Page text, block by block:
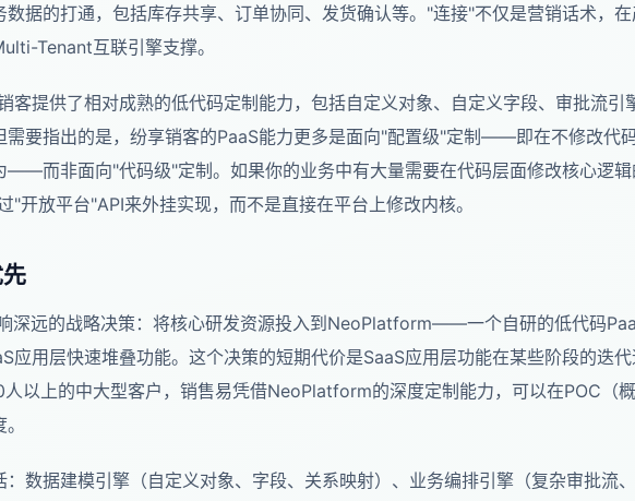
据的打通，包括库存共享、订单协同、发货确认等。"连接"不仅是营销话术，
Tenant互联引擎支撑。
客提供了相对成熟的低代码定制能力，包括自定义对象、自定义字段、审批流引
需要指出的是，纷享销客的PaaS能力更多是面向"配置级"定制——即在不修改代
而非面向"代码级"定制。如果你的业务中有大量需要在代码层面修改核心逻辑
"开放平台"API来外挂实现，而不是直接在平台上修改内核。
深远的战略决策：将核心研发资源投入到NeoPlatform——一个自研的低代码
用层快速堆叠功能。这个决策的短期代价是SaaS应用层功能在某些阶段的迭代
以上的中大型客户，销售易凭借NeoPlatform的深度定制能力，可以在POC（概
数据建模引擎（自定义对象、字段、关系映射）、业务编排引擎（复杂审批流